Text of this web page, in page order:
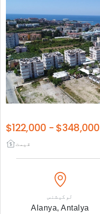
قیمت
$122,000 - $348,000
لوکیشنس
Alanya,Antalya